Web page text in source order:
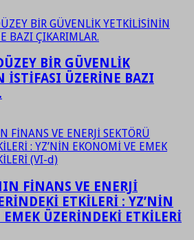
BİR GÜVENLİK
İSTİFASI ÜZERİNE BAZI
FİNANS VE ENERJİ
ETKİLERİ : YZ’NİN
EMEK ÜZERİNDEKİ ETKİLERİ